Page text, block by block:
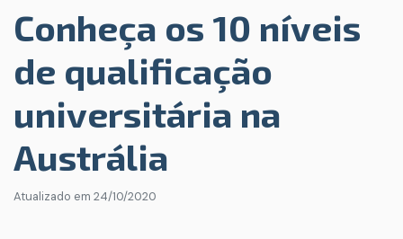
Conheça os 10 níveis
de qualificação
universitária na
Austrália
Atualizado em 24/10/2020